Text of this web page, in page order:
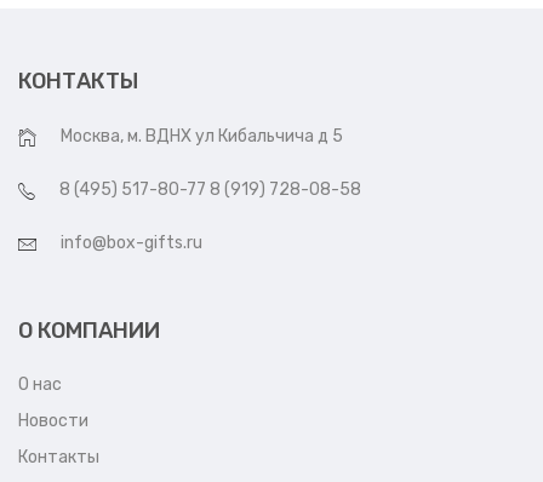
КОНТАКТЫ
Москва, м. ВДНХ ул Кибальчича д 5
8 (495) 517-80-77 8 (919) 728-08-58
info@box-gifts.ru
О КОМПАНИИ
О нас
Новости
Контакты